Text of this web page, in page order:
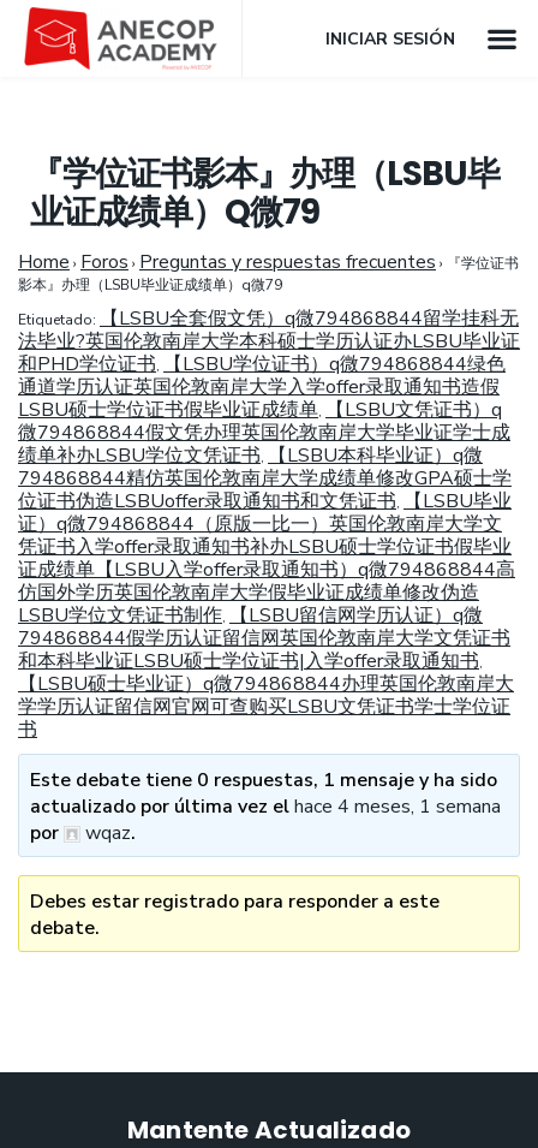
INICIAR SESIÓN
『学位证书影本』办理（LSBU毕
业证成绩单）Q微79
Home › Foros › Preguntas y respuestas frecuentes ›
『学位证书
影本』办理（LSBU毕业证成绩单）q微79
Etiquetado:
【LSBU全套假文凭）q微794868844留学挂科无
法毕业?英国伦敦南岸大学本科硕士学历认证办LSBU毕业证
和PHD学位证书,
【LSBU学位证书）q微794868844绿色
通道学历认证英国伦敦南岸大学入学offer录取通知书造假
LSBU硕士学位证书假毕业证成绩单,
【LSBU文凭证书）q
微794868844假文凭办理英国伦敦南岸大学毕业证学士成
绩单补办LSBU学位文凭证书,
【LSBU本科毕业证）q微
794868844精仿英国伦敦南岸大学成绩单修改GPA硕士学
位证书伪造LSBUoffer录取通知书和文凭证书,
【LSBU毕业
证）q微794868844（原版一比一）英国伦敦南岸大学文
凭证书入学offer录取通知书补办LSBU硕士学位证书假毕业
证成绩单【LSBU入学offer录取通知书）q微794868844高
仿国外学历英国伦敦南岸大学假毕业证成绩单修改伪造
LSBU学位文凭证书制作,
【LSBU留信网学历认证）q微
794868844假学历认证留信网英国伦敦南岸大学文凭证书
和本科毕业证LSBU硕士学位证书|入学offer录取通知书,
【LSBU硕士毕业证）q微794868844办理英国伦敦南岸大
学学历认证留信网官网可查购买LSBU文凭证书学士学位证
书
Este debate tiene 0 respuestas, 1 mensaje y ha sido
actualizado por última vez elhace 4 meses, 1 semana
por
wqaz.
Debes estar registrado para responder a este
debate.
Mantente Actualizado